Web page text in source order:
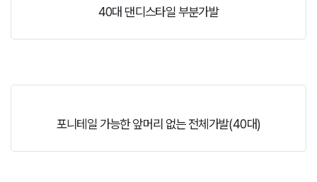
40대 댄디스타일 부분가발
포니테일 가능한 앞머리 없는 전체가발(40대)